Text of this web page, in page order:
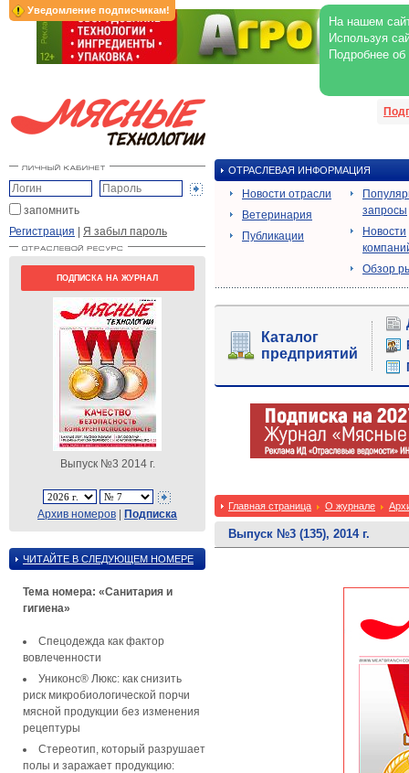
Уведомление подписчикам!
На нашем
Используя
Подробнее
запомнить
Регистрация | Я забыл пароль
ПОДПИСКА НА ЖУРНАЛ
Выпуск №3 2014 г.
Архив номеров | Подписка
ЧИТАЙТЕ В СЛЕДУЮЩЕМ НОМЕРЕ
Тема номера: «Санитария и
гигиена»
Спецодежда как фактор
вовлеченности
Униконс® Люкс: как снизить
риск микробиологической порчи
мясной продукции без изменения
рецептуры
Стереотип, который разрушает
полы и заражает продукцию:
ОТРАСЛЕВАЯ ИНФОРМАЦИЯ
Новости отрасли
Ветеринария
Публикации
запросы
Новости
Обзор
Каталог
предприятий
Главная страница О журнале
Выпуск №3 (135), 2014 г.